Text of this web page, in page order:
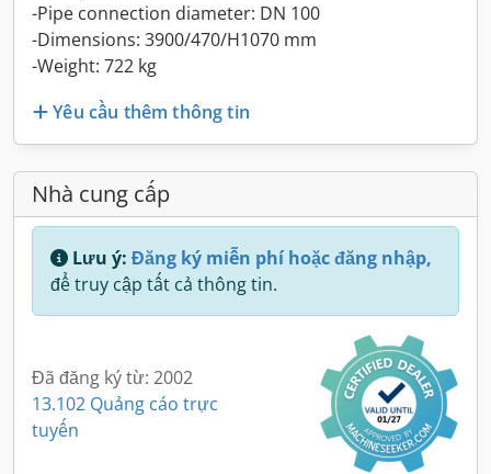
-Pipe connection diameter: DN 100
-Dimensions: 3900/470/H1070 mm
-Weight: 722 kg
Yêu cầu thêm thông tin
Nhà cung cấp
Lưu ý: Đăng ký miễn phí hoặc đăng nhập,
để truy cập tất cả thông tin.
Đã đăng ký từ: 2002
13.102 Quảng cáo trực
tuyến